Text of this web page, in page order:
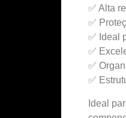
✅ Alta
✅
✅ Ideal
✅
✅
✅
Ideal